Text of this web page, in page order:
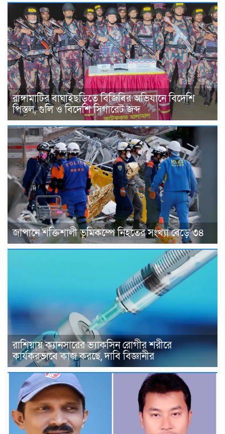
রাঙ্গামাটির বাঘাইছড়িতে বিজিবির অভিযানে বিদেশি
পিস্তল, গুলি ও বিদেশি সিগারেট জব্দ
জাপানে শক্তিশালী ভূমিকম্পে নিহতের সংখ্যা বেড়ে ৩৪
রাশিয়ায় ক্যানসারের ভ্যাকসিন রোগীর শরীরে
কার্যকরভাবে কাজ করছে, দাবি বিজ্ঞানীর